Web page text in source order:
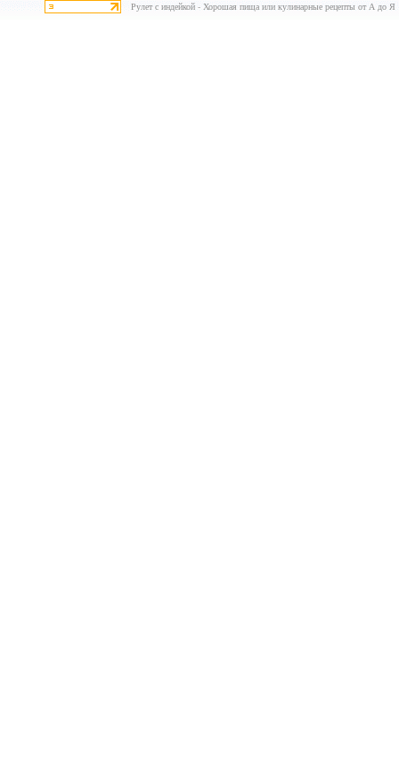
Рулет с индейкой - Хорошая пища или кулинарные рецепты от А до Я